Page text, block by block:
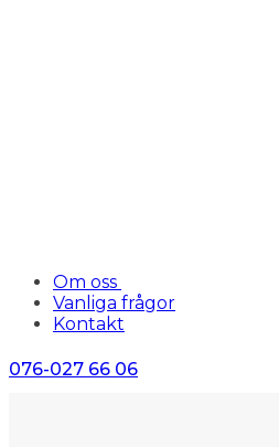
Om oss
Vanliga frågor
Kontakt
076-027 66 06